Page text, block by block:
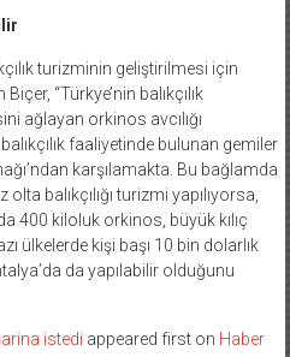
turizminin geliştirilmesi için
“Türkye’nin balıkçılık
ağlayan orkinos avcılığı
faaliyetinde bulunan gemiler
karşılamakta. Bu bağlamda
balıkçılığı turizmi yapılıyorsa,
400 kiloluk orkinos, büyük kılıç
ülkelerde kişi başı 10 bin dolarlık
da yapılabilir olduğunu
istedi appeared first on Haber